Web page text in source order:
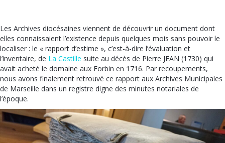
Les Archives diocésaines viennent de découvrir un document dont
elles connaissaient l’existence depuis quelques mois sans pouvoir le
localiser : le « rapport d’estime », c’est-à-dire l’évaluation et
l’inventaire, de La Castille suite au décès de Pierre JEAN (1730) qui
avait acheté le domaine aux Forbin en 1716. Par recoupements,
nous avons finalement retrouvé ce rapport aux Archives Municipales
de Marseille dans un registre digne des minutes notariales de
l’époque.